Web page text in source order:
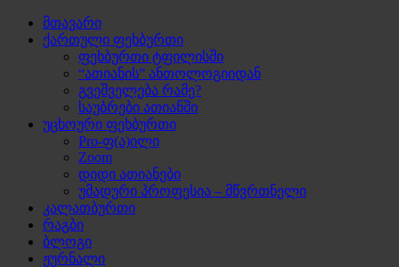
მთავარი
ქართული ფეხბურთი
ფეხბურთი ტფილისში
“ათიანის” ანთოლოგიიდან
გვეშველება რამე?
საუბრები ათიანში
უცხოური ფეხბურთი
Pro-ფ(ა)ილი
Zoom
დიდი ათიანები
უმადური პროფესია – მწვრთნელი
კალათბურთი
რაგბი
ბლოგი
ჟურნალი